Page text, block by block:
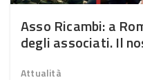
Asso Ricambi: a
degli associati. Il
Attualità